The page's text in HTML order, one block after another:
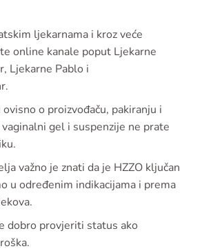
ljekarnama i kroz veće
online kanale poput Ljekarne
Ljekarne Pablo i
o proizvođaču, pakiranju i
gel i suspenzije ne prate
važno je znati da je HZZO ključan
u određenim indikacijama i prema
dobro provjeriti status ako